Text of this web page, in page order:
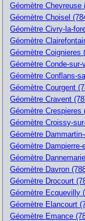
Géomètre Chevreuse
Géomètre Choisel
Géomètre Civry-la-
Géomètre
Géomètre Coignieres
Géomètre Conde-sur-
Géomètre Conflans-
Géomètre Courgent
Géomètre Cravent
Géomètre Crespieres
Géomètre Croissy-
Géomètre
Géomètre
Géomètre
Géomètre Davron
Géomètre Drocourt
Géomètre Ecquevilly
Géomètre Elancourt
Géomètre Emance